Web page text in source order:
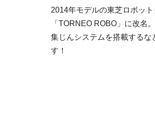
2014年モデルの東芝ロボッ
「TORNEO ROBO」に改名
集じんシステムを搭載する
す！